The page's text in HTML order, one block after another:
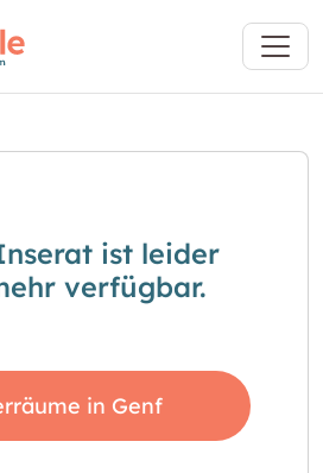
ist leider
verfügbar.
in Genf